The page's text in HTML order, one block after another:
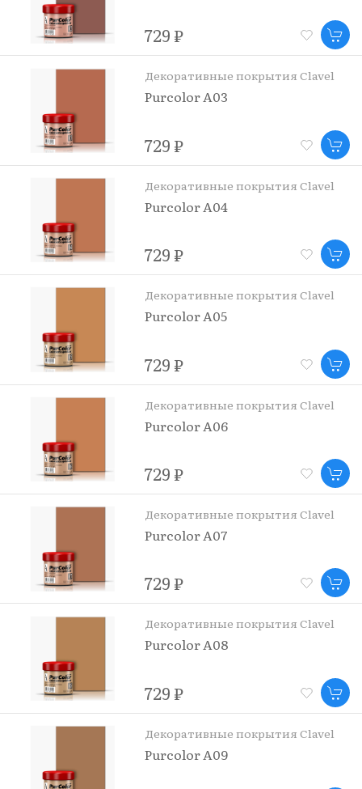
729 ₽
Декоративные покрытия Clavel
Purcolor A03
729 ₽
Декоративные покрытия Clavel
Purcolor A04
729 ₽
Декоративные покрытия Clavel
Purcolor A05
729 ₽
Декоративные покрытия Clavel
Purcolor A06
729 ₽
Декоративные покрытия Clavel
Purcolor A07
729 ₽
Декоративные покрытия Clavel
Purcolor A08
729 ₽
Декоративные покрытия Clavel
Purcolor A09